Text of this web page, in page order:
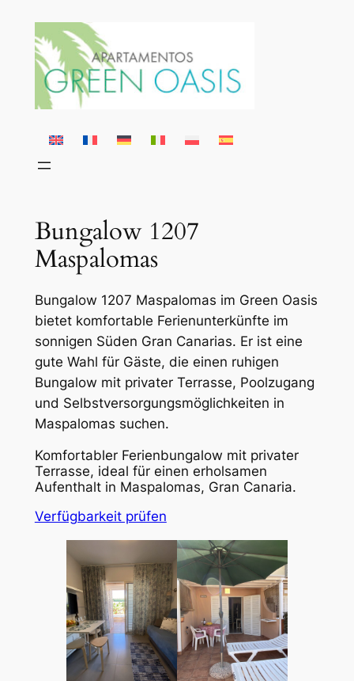
content
Bungalow 1207
Maspalomas
Bungalow 1207 Maspalomas im Green Oasis
bietet komfortable Ferienunterkünfte im
sonnigen Süden Gran Canarias. Er ist eine
gute Wahl für Gäste, die einen ruhigen
Bungalow mit privater Terrasse, Poolzugang
und Selbstversorgungsmöglichkeiten in
Maspalomas suchen.
Komfortabler Ferienbungalow mit privater
Terrasse, ideal für einen erholsamen
Aufenthalt in Maspalomas, Gran Canaria.
Verfügbarkeit prüfen